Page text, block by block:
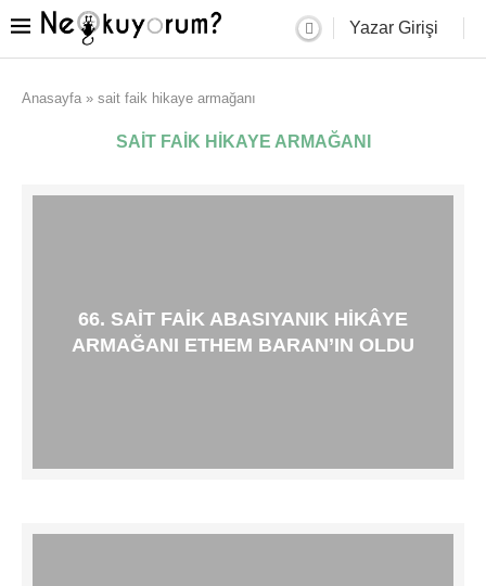
Yazar Girişi
Anasayfa » sait faik hikaye armağanı
SAIT FAIK HIKAYE ARMAĞANI
66. SAIT FAIK ABASIYANIK HIKÂYE
ARMAĞANI ETHEM BARAN’IN OLDU